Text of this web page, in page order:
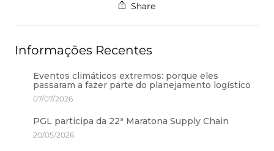
Share
Informações Recentes
Eventos climáticos extremos: porque eles
passaram a fazer parte do planejamento logístico
07/07/2026
PGL participa da 22ª Maratona Supply Chain
20/05/2026